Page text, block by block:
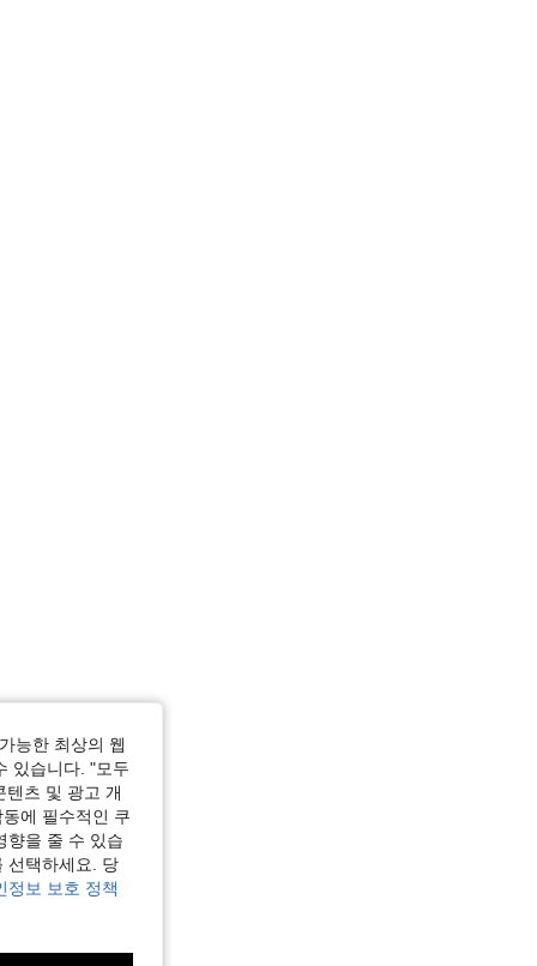
능한 최상의 웹
있습니다. "모두
츠 및 광고 개
에 필수적인 쿠
향을 줄 수 있습
선택하세요. 당
정보 보호 정책